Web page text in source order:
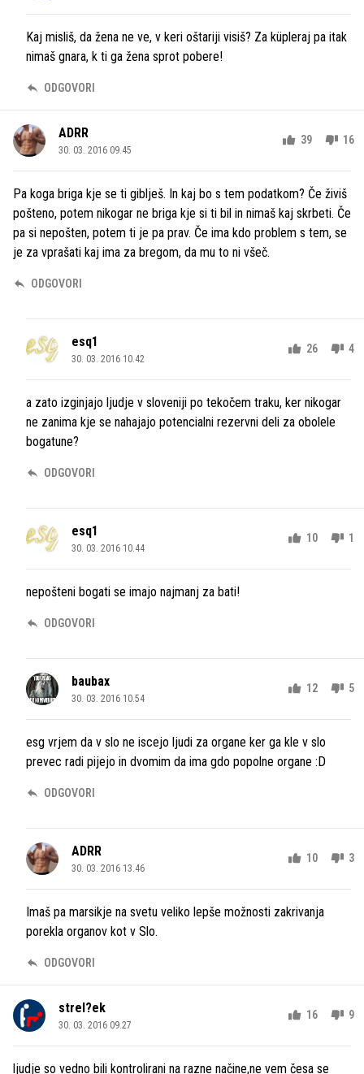
Kaj misliš, da žena ne ve, v keri oštariji visiš? Za küpleraj pa itak
nimaš gnara, k ti ga žena sprot pobere!
ODGOVORI
ADRR
30. 03. 2016 09.45
39 16
Pa koga briga kje se ti giblješ. In kaj bo s tem podatkom? Če živiš
pošteno, potem nikogar ne briga kje si ti bil in nimaš kaj skrbeti. Če
pa si nepošten, potem ti je pa prav. Če ima kdo problem s tem, se
je za vprašati kaj ima za bregom, da mu to ni všeč.
ODGOVORI
esq1
30. 03. 2016 10.42
26 4
a zato izginjajo ljudje v sloveniji po tekočem traku, ker nikogar
ne zanima kje se nahajajo potencialni rezervni deli za obolele
bogatune?
ODGOVORI
esq1
30. 03. 2016 10.44
10 1
nepošteni bogati se imajo najmanj za bati!
ODGOVORI
baubax
30. 03. 2016 10.54
12 5
esg vrjem da v slo ne iscejo ljudi za organe ker ga kle v slo
prevec radi pijejo in dvomim da ima gdo popolne organe :D
ODGOVORI
ADRR
30. 03. 2016 13.46
10 3
Imaš pa marsikje na svetu veliko lepše možnosti zakrivanja
porekla organov kot v Slo.
ODGOVORI
strel?ek
30. 03. 2016 09.27
16 9
ljudje so vedno bili kontrolirani na razne načine,ne vem česa se